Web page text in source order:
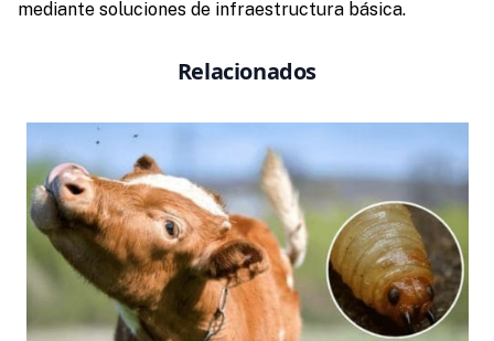
mediante soluciones de infraestructura básica.
Relacionados